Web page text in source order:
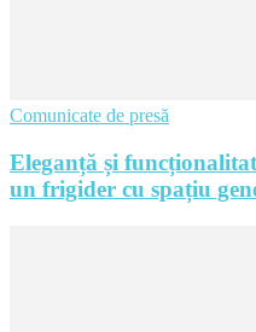
Comunicate de presă
Eleganță și
un frigider cu spațiu